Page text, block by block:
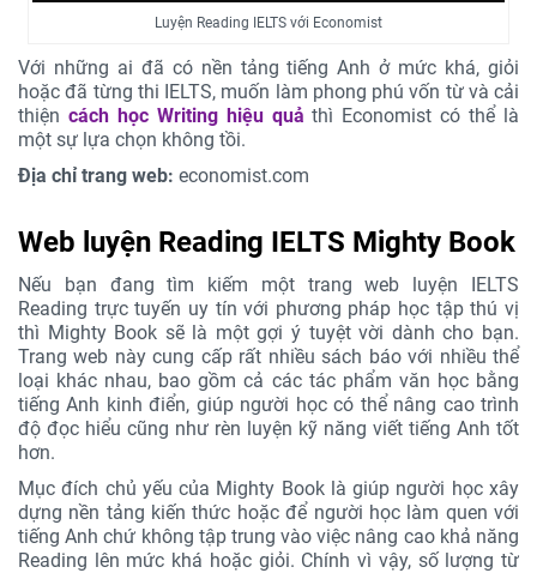
Luyện Reading IELTS với Economist
Với những ai đã có nền tảng tiếng Anh ở mức khá, giỏi
hoặc đã từng thi IELTS, muốn làm phong phú vốn từ và cải
thiện cách học Writing hiệu quả thì Economist có thể là
một sự lựa chọn không tồi.
Địa chỉ trang web: economist.com
Web luyện Reading IELTS Mighty Book
Nếu bạn đang tìm kiếm một trang web luyện IELTS
Reading trực tuyến uy tín với phương pháp học tập thú vị
thì Mighty Book sẽ là một gợi ý tuyệt vời dành cho bạn.
Trang web này cung cấp rất nhiều sách báo với nhiều thể
loại khác nhau, bao gồm cả các tác phẩm văn học bằng
tiếng Anh kinh điển, giúp người học có thể nâng cao trình
độ đọc hiểu cũng như rèn luyện kỹ năng viết tiếng Anh tốt
hơn.
Mục đích chủ yếu của Mighty Book là giúp người học xây
dựng nền tảng kiến thức hoặc để người học làm quen với
tiếng Anh chứ không tập trung vào việc nâng cao khả năng
Reading lên mức khá hoặc giỏi. Chính vì vậy, số lượng từ